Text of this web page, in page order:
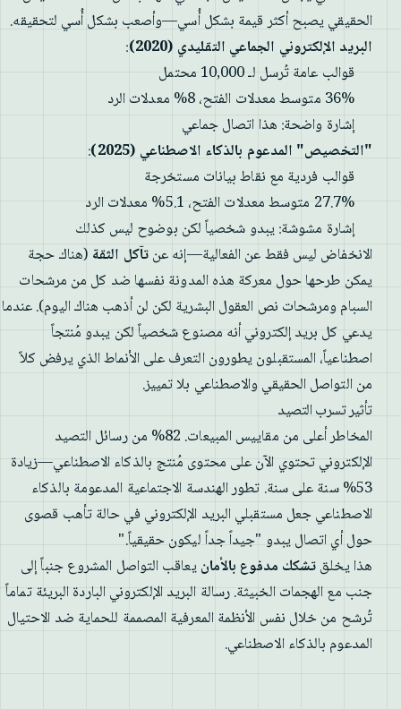
الحقيقي يصبح أكثر قيمة بشكل أُسي—وأصعب بشكل أُسي لتحقيقه.
البريد الإلكتروني الجماعي التقليدي (2020)
:
قوالب عامة تُرسل لـ 10,000 محتمل
36% متوسط معدلات الفتح، 8% معدلات الرد
إشارة واضحة: هذا اتصال جماعي
"التخصيص" المدعوم بالذكاء الاصطناعي (2025)
:
قوالب فردية مع نقاط بيانات مستخرجة
27.7% متوسط معدلات الفتح، 5.1% معدلات الرد
إشارة مشوشة: يبدو شخصياً لكن بوضوح ليس كذلك
الانخفاض ليس فقط عن الفعالية—إنه عنتآكل الثقة(هناك حجة
يمكن طرحها حول معركة هذه المدونة نفسها ضد كل من مرشحات
السبام ومرشحات نص العقول البشرية لكن لن أذهب هناك اليوم). عندما
يدعي كل بريد إلكتروني أنه مصنوع شخصياً لكن يبدو مُنتجاً
اصطناعياً، المستقبلون يطورون التعرف على الأنماط الذي يرفض كلاً
من التواصل الحقيقي والاصطناعي بلا تمييز.
تأثير تسرب التصيد
المخاطر أعلى من مقاييس المبيعات. 82% من رسائل التصيد
الإلكتروني تحتوي الآن على محتوى مُنتج بالذكاء الاصطناعي—زيادة
53% سنة على سنة. تطور الهندسة الاجتماعية المدعومة بالذكاء
الاصطناعي جعل مستقبلي البريد الإلكتروني في حالة تأهب قصوى
حول أي اتصال يبدو "جيداً جداً ليكون حقيقياً."
هذا يخلقتشكك مدفوع بالأمانيعاقب التواصل المشروع جنباً إلى
جنب مع الهجمات الخبيثة. رسالة البريد الإلكتروني الباردة البريئة تماماً
تُرشح من خلال نفس الأنظمة المعرفية المصممة للحماية ضد الاحتيال
المدعوم بالذكاء الاصطناعي.